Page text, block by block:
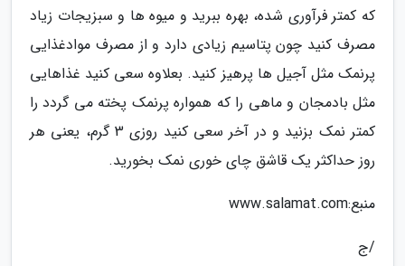
که کمتر فرآوری شده، بهره ببرید و میوه ها و سبزیجات زیاد
مصرف کنید چون پتاسیم زیادی دارد و از مصرف موادغذایی
پرنمک مثل آجیل ها پرهیز کنید. بعلاوه سعی کنید غذاهایی
مثل بادمجان و ماهی را که همواره پرنمک پخته می گردد را
کمتر نمک بزنید و در آخر سعی کنید روزی 3 گرم، یعنی هر
روز حداکثر یک قاشق چای خوری نمک بخورید.
منبع:www.salamat.com
/ج